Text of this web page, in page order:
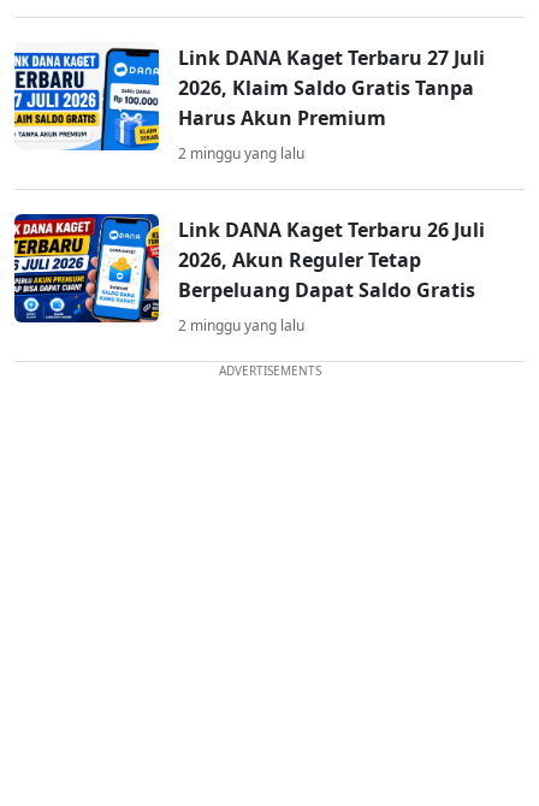
Link DANA Kaget Terbaru 27 Juli
2026, Klaim Saldo Gratis Tanpa
Harus Akun Premium
2 minggu yang lalu
Link DANA Kaget Terbaru 26 Juli
2026, Akun Reguler Tetap
Berpeluang Dapat Saldo Gratis
2 minggu yang lalu
ADVERTISEMENTS